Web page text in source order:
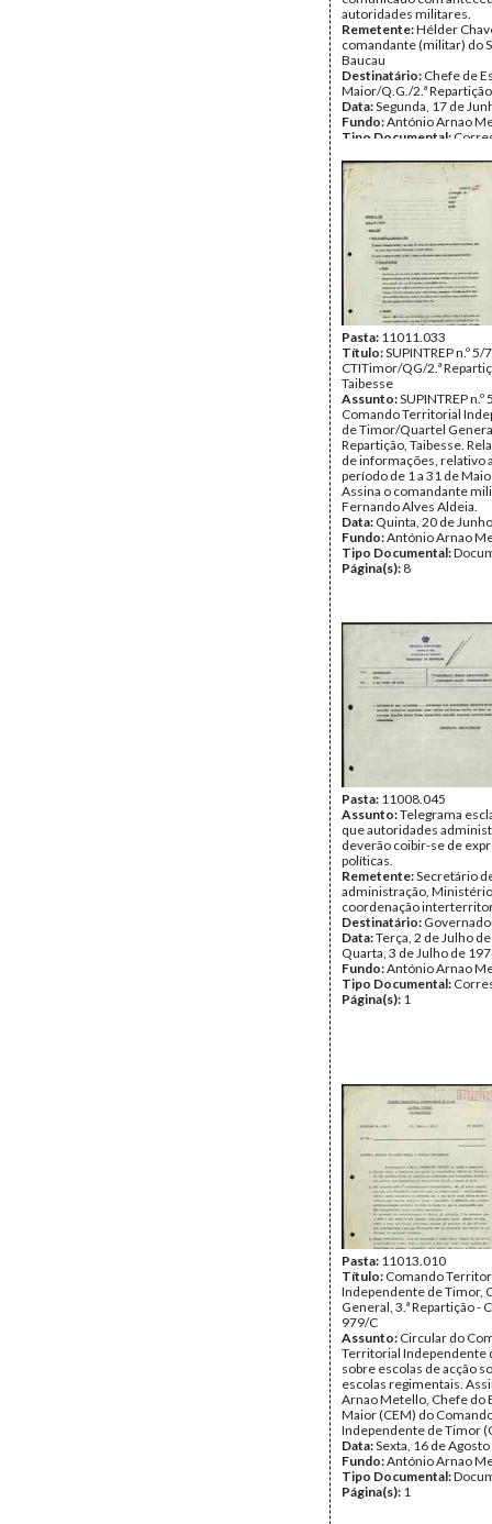
autoridades militares.
Remetente:Hélder
comandante (militar) do
Baucau
Destinatário: Chefe de
Maior/Q.G./2.ª Repartição
Data:Segunda, 17 de
Fundo:António Arnao
Tipo Documental:
Pasta: 11011.033
Título:SUPINTREP n.º 5/
CTITimor/QG/2.ª
Taibesse
Assunto:SUPINTREP n.º
Comando Territorial
de Timor/Quartel
Repartição, Taibesse.
de informações, relativo
período de 1 a 31 de
Assina o comandante
Fernando Alves Aldeia.
Data: Quinta, 20 de
Fundo:António Arnao
Tipo Documental:
Página(s): 8
Pasta: 11008.045
Assunto:Telegrama
que autoridades
deverão coibir-se de
políticas.
Remetente:Secretário
administração,
coordenação
Destinatário:
Data:Terça, 2 de Julho
Quarta, 3 de Julho de
Fundo:António Arnao
Tipo Documental:
Página(s): 1
Pasta: 11013.010
Título: Comando
Independente de Timor,
General, 3.ª Repartição -
979/C
Assunto: Circular do
Territorial Independente
sobre escolas de acção
escolas regimentais.
Arnao Metello, Chefe do
Maior (CEM) do
Independente de Timor
Data:Sexta, 16 de
Fundo:António Arnao
Tipo Documental:
Página(s): 1